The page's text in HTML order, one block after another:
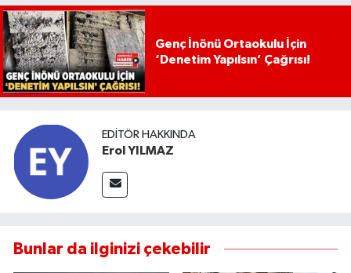
Genç İnönü Ortaokulu İçin
‘Denetim Yapılsın’ Çağrısı!
EDITÖR HAKKINDA
Erol YILMAZ
Bunlar da ilginizi çekebilir